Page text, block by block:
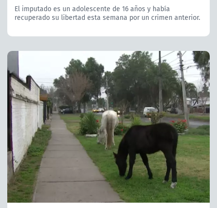
El imputado es un adolescente de 16 años y había
recuperado su libertad esta semana por un crimen anterior.